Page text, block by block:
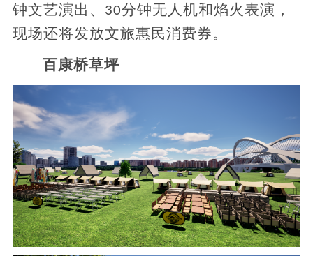
钟文艺演出、
30分钟无人机和焰火表演，
现场还将发放文旅惠民消费券。
百康桥草坪